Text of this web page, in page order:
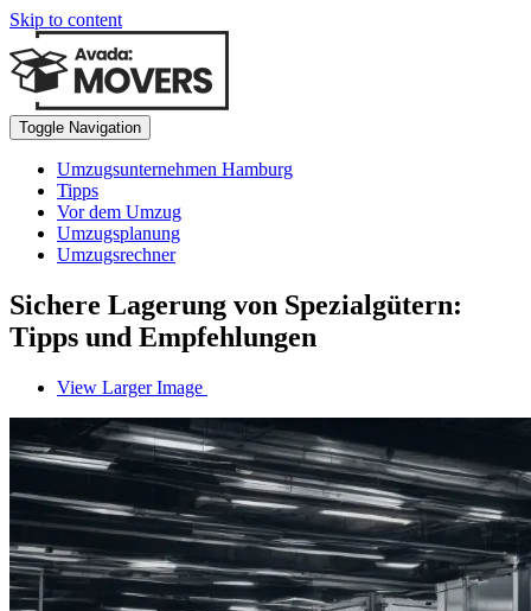
Skip to content
Toggle Navigation
Umzugsunternehmen Hamburg
Tipps
Vor dem Umzug
Umzugsplanung
Umzugsrechner
Sichere Lagerung von Spezialgütern:
Tipps und Empfehlungen
View Larger Image